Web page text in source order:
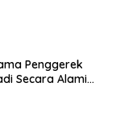
Penggerek
Secara Alami